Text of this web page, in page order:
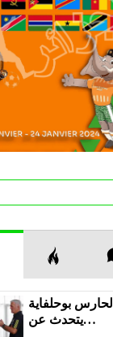
الحارس بوحلفاية
يتحدث عن